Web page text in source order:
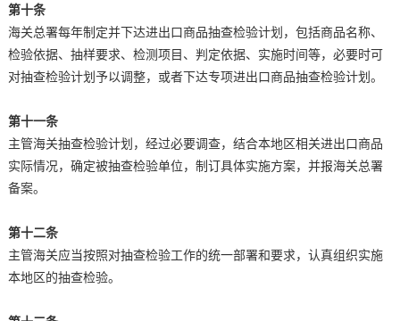
第十条
海关总署每年制定并下达进出口商品抽查检验计划，包括商品名称、
检验依据、抽样要求、检测项目、判定依据、实施时间等，必要时可
对抽查检验计划予以调整，或者下达专项进出口商品抽查检验计划。
第十一条
主管海关抽查检验计划，经过必要调查，结合本地区相关进出口商品
实际情况，确定被抽查检验单位，制订具体实施方案，并报海关总署
备案。
第十二条
主管海关应当按照对抽查检验工作的统一部署和要求，认真组织实施
本地区的抽查检验。